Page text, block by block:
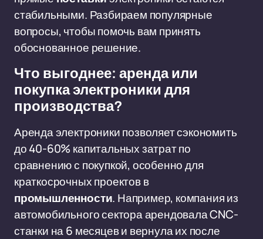
стабильными. Разбираем популярные
вопросы, чтобы помочь вам принять
обоснованное решение.
Что выгоднее: аренда или
покупка электроники для
производства?
Аренда электроники позволяет сэкономить
до 40-60% капитальных затрат по
сравнению с покупкой, особенно для
краткосрочных проектов в
промышленности. Например, компания из
автомобильного сектора арендовала CNC-
станки на 6 месяцев и вернула их после